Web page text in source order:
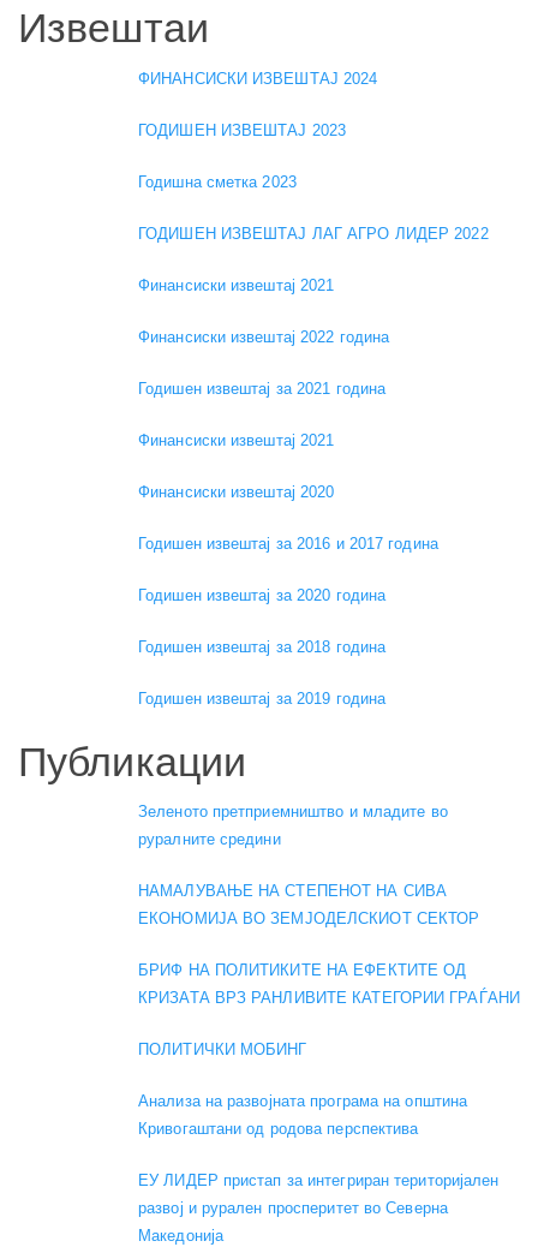
Извештаи
ФИНАНСИСКИ ИЗВЕШТАЈ 2024
ГОДИШЕН ИЗВЕШТАЈ 2023
Годишна сметка 2023
ГОДИШЕН ИЗВЕШТАЈ ЛАГ АГРО ЛИДЕР 2022
Финансиски извештај 2021
Финансиски извештај 2022 година
Годишен извештај за 2021 година
Финансиски извештај 2021
Финансиски извештај 2020
Годишен извештај за 2016 и 2017 година
Годишен извештај за 2020 година
Годишен извештај за 2018 година
Годишен извештај за 2019 година
Публикации
Зеленото претприемништво и младите во
руралните средини
НАМАЛУВАЊЕ НА СТЕПЕНОТ НА СИВА
ЕКОНОМИЈА ВО ЗЕМЈОДЕЛСКИОТ СЕКТОР
БРИФ НА ПОЛИТИКИТЕ НА ЕФЕКТИТЕ ОД
КРИЗАТА ВРЗ РАНЛИВИТЕ КАТЕГОРИИ ГРАЃАНИ
ПОЛИТИЧКИ МОБИНГ
Анализа на развојната програма на општина
Кривогаштани од родова перспектива
ЕУ ЛИДЕР пристап за интегриран територијален
развој и рурален просперитет во Северна
Македонија